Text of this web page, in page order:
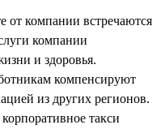
от компании встречаются
компании
и здоровья.
компенсируют
из других регионов.
такси